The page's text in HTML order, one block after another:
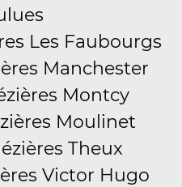
Les Faubourgs
Manchester
Montcy
Moulinet
Theux
Victor Hugo